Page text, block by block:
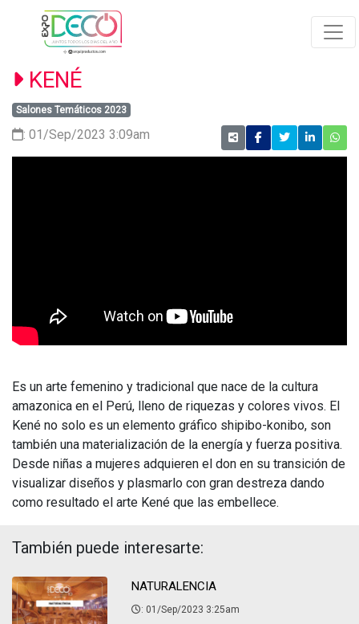
KENÉ
Salones Temáticos 2023
: 01/Sep/2023 3:09am
Es un arte femenino y tradicional que nace de la cultura
amazonica en el Perú, lleno de riquezas y colores vivos. El
Kené no solo es un elemento gráfico shipibo-konibo, son
también una materialización de la energía y fuerza positiva.
Desde niñas a mujeres adquieren el don en su transición de
visualizar diseños y plasmarlo con gran destreza dando
como resultado el arte Kené que las embellece.
También puede interesarte:
NATURALENCIA
: 01/Sep/2023 3:25am